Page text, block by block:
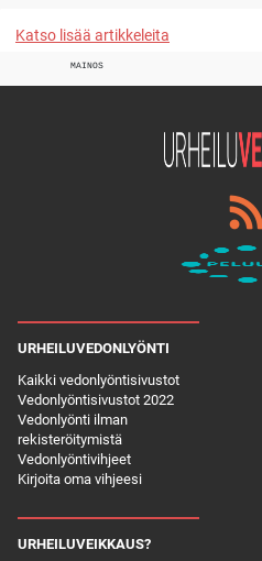
Katso lisää artikkeleita
MAINOS
URHEILUVEDONLYÖNTI
Kaikki vedonlyöntisivustot
Vedonlyöntisivustot 2022
Vedonlyönti ilman
rekisteröitymistä
Vedonlyöntivihjeet
Kirjoita oma vihjeesi
URHEILUVEIKKAUS?